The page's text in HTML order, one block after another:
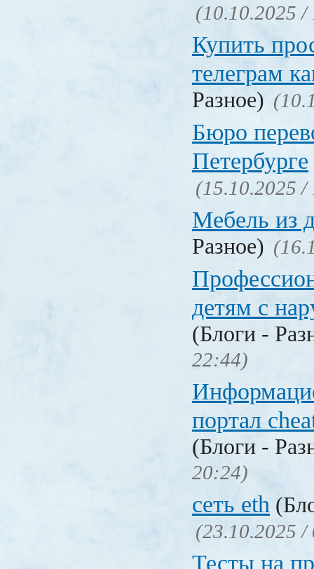
(10.10.2025 /
Купить
телеграм
Разное)
Бюро
Петербурге
(15.10.2025 /
Мебель из
Разное)
детям с
(Блоги -
22:44)
портал
(Блоги -
20:24)
сеть eth
(23.10.2025 /
Тесты на